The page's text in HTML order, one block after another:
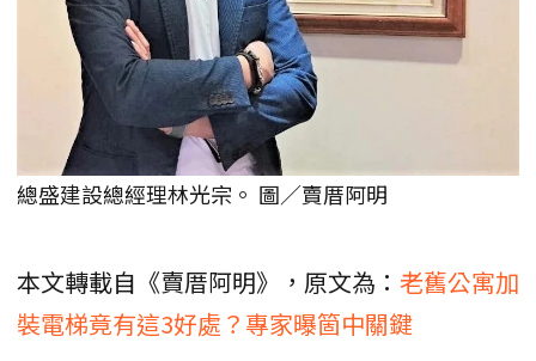
總盛建設總經理林光宗。 圖／賣厝阿明
本文轉載自《賣厝阿明》，原文為： 老舊公寓加
裝電梯竟有這3好處？專家曝箇中關鍵